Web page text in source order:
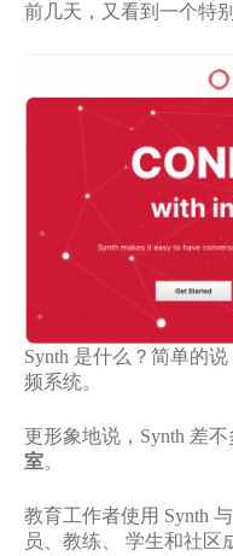
前几天，又看到一个特
Synth 是什么？简单的
频系统。
更形象地说，Synth 差
室。
教育工作者使用 Synth
员、教练、 学生和社区